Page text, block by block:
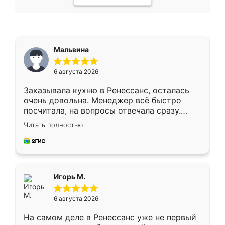
Мальвина
6 августа 2026
Заказывала кухню в Ренессанс, осталась
очень довольна. Менеджер всё быстро
посчитала, на вопросы отвечала сразу.
Замерщик приехал в субботу, подошёл к
делу со всей ответственностью. Собрали
за день, ребята работали аккуратно, даже
Читать полностью
Игорь М.
6 августа 2026
На самом деле в Ренессанс уже не первый